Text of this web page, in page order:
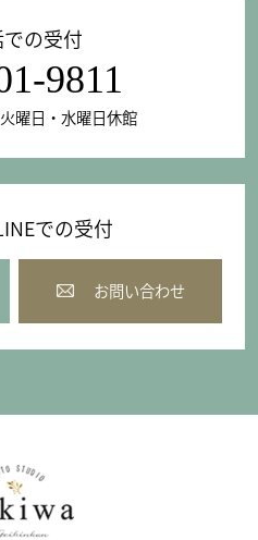
の受付
9811
曜日・水曜日休館
での受付
お問い合わせ